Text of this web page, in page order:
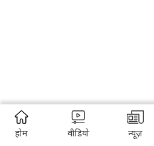
होम वीडियो न्यूज़